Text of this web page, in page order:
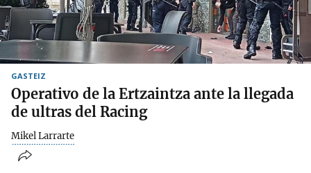
GASTEIZ
Operativo de la Ertzaintza ante la llegada
de ultras del Racing
Mikel Larrarte